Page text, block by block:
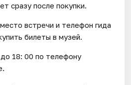
сразу после покупки.
встречи и телефон гида
билеты в музей.
18: 00 по телефону